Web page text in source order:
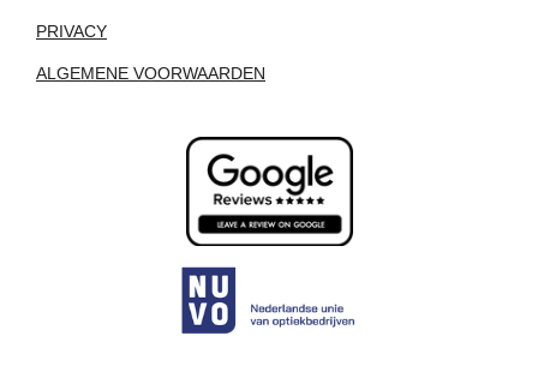
PRIVACY
ALGEMENE VOORWAARDEN